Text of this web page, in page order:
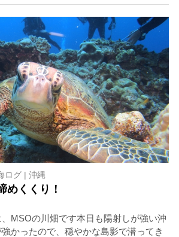
ログ| 沖縄
めくくり！
MSOの川畑です本日も陽射しが強い沖
かったので、穏やかな島影で潜ってき